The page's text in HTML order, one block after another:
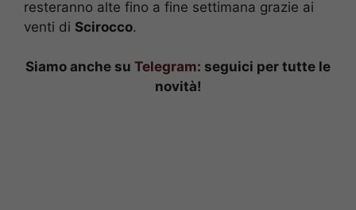
resteranno alte fino a fine settimana grazie ai
venti di Scirocco.
Siamo anche su Telegram: seguici per tutte le
novità!